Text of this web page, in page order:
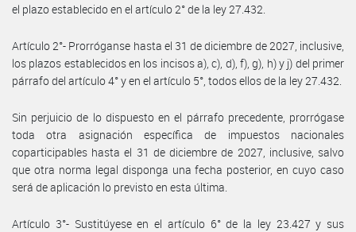
el plazo establecido en el artículo 2° de la ley 27.432.
Artículo 2°- Prorróganse hasta el 31 de diciembre de 2027, inclusive,
los plazos establecidos en los incisos a), c), d), f), g), h) y j) del primer
párrafo del artículo 4° y en el artículo 5°, todos ellos de la ley 27.432.
Sin perjuicio de lo dispuesto en el párrafo precedente, prorrógase
toda otra asignación específica de impuestos nacionales
coparticipables hasta el 31 de diciembre de 2027, inclusive, salvo
que otra norma legal disponga una fecha posterior, en cuyo caso
será de aplicación lo previsto en esta última.
Artículo 3°- Sustitúyese en el artículo 6° de la ley 23.427 y sus